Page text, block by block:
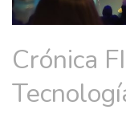
Crónica